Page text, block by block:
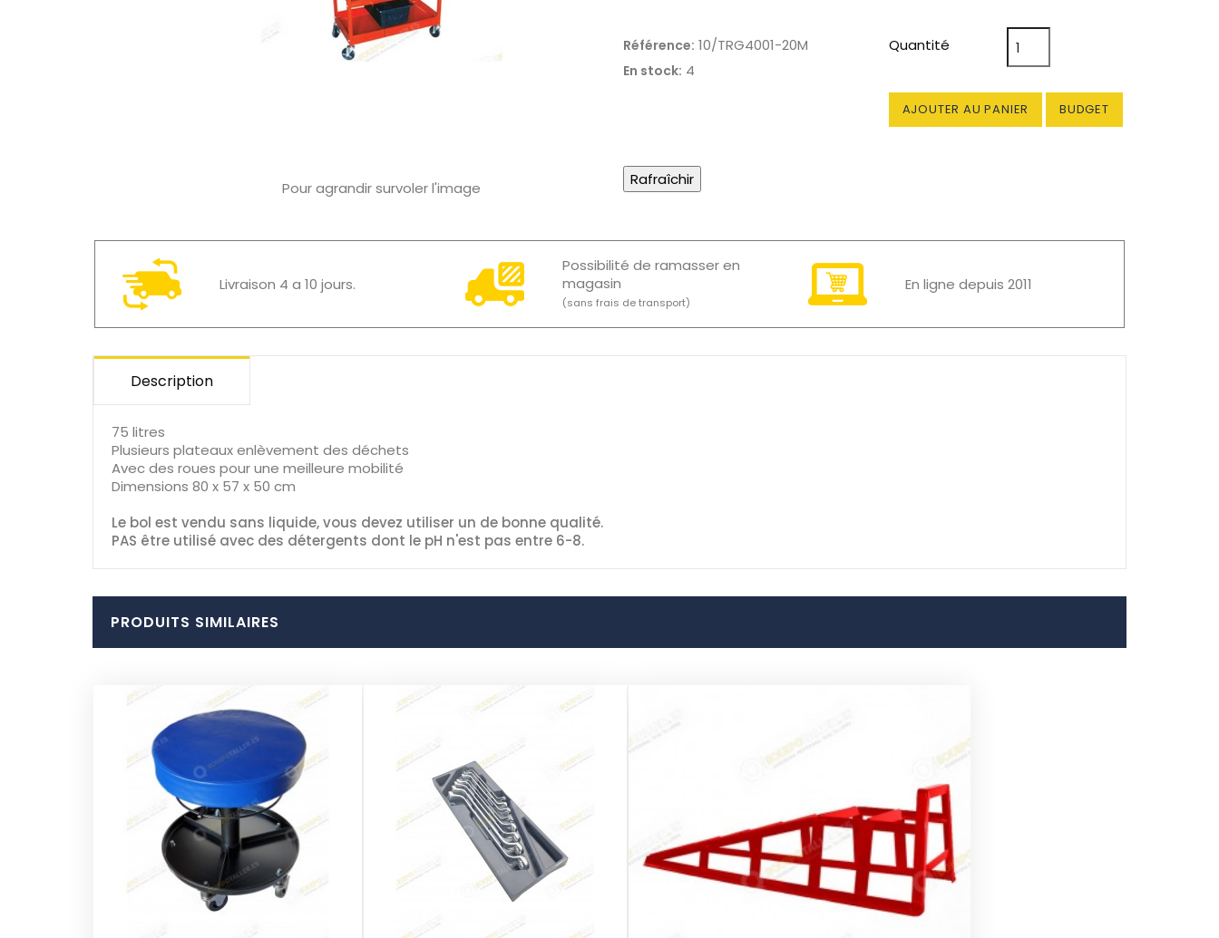
Pour agrandir survoler l'image
Référence: 10/TRG4001-20M
En stock: 4
Quantité
AJOUTER AU PANIER BUDGET
Livraison 4 a 10 jours.
Possibilité de ramasser en
magasin
(sans frais de transport)
En ligne depuis 2011
Description
75 litres
Plusieurs plateaux enlèvement des déchets
Avec des roues pour une meilleure mobilité
Dimensions 80 x 57 x 50 cm
Le bol est vendu sans liquide, vous devez utiliser un de bonne qualité.
PAS être utilisé avec des détergents dont le pH n'est pas entre 6-8.
PRODUITS SIMILAIRES